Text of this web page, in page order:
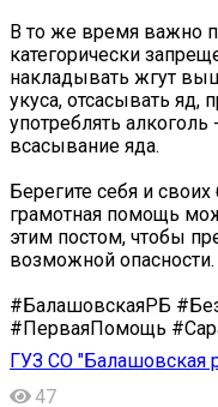
В то же время важно
категорически
накладывать жгут
укуса, отсасывать яд,
употреблять
всасывание яда.
Берегите себя и
грамотная помощь
этим постом, чтобы
возможной опасности.
#БалашовскаяРБ
#ПерваяПомощь
ГУЗ СО "Балашовская
47